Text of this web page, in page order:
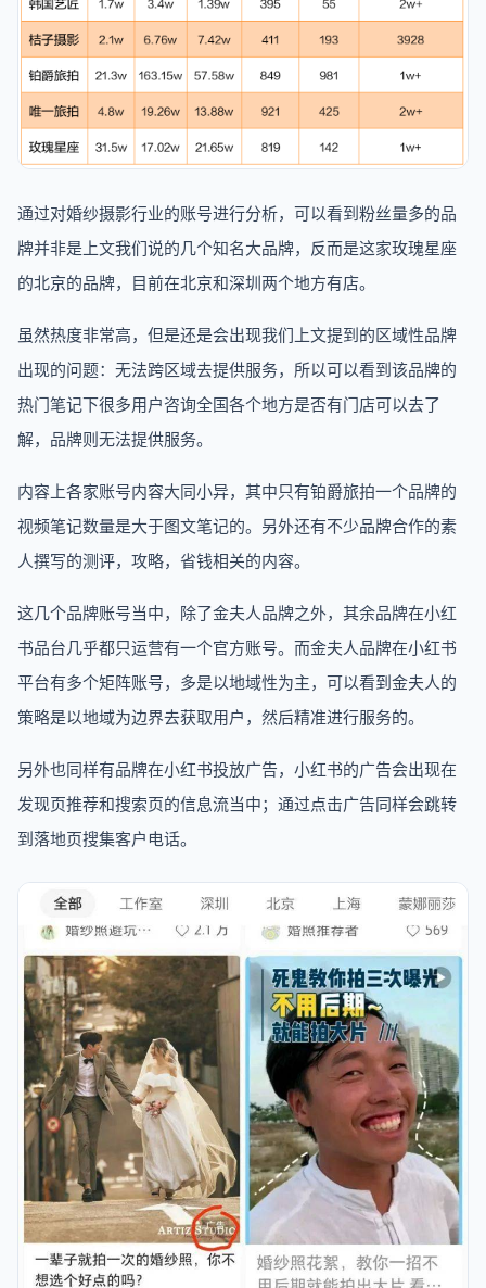
通过对婚纱摄影行业的账号进行分析，可以看到粉丝量多的品
牌并非是上文我们说的几个知名大品牌，反而是这家玫瑰星座
的北京的品牌，目前在北京和深圳两个地方有店。
虽然热度非常高，但是还是会出现我们上文提到的区域性品牌
出现的问题：无法跨区域去提供服务，所以可以看到该品牌的
热门笔记下很多用户咨询全国各个地方是否有门店可以去了
解，品牌则无法提供服务。
内容上各家账号内容大同小异，其中只有铂爵旅拍一个品牌的
视频笔记数量是大于图文笔记的。另外还有不少品牌合作的素
人撰写的测评，攻略，省钱相关的内容。
这几个品牌账号当中，除了金夫人品牌之外，其余品牌在小红
书品台几乎都只运营有一个官方账号。而金夫人品牌在小红书
平台有多个矩阵账号，多是以地域性为主，可以看到金夫人的
策略是以地域为边界去获取用户，然后精准进行服务的。
另外也同样有品牌在小红书投放广告，小红书的广告会出现在
发现页推荐和搜索页的信息流当中；通过点击广告同样会跳转
到落地页搜集客户电话。